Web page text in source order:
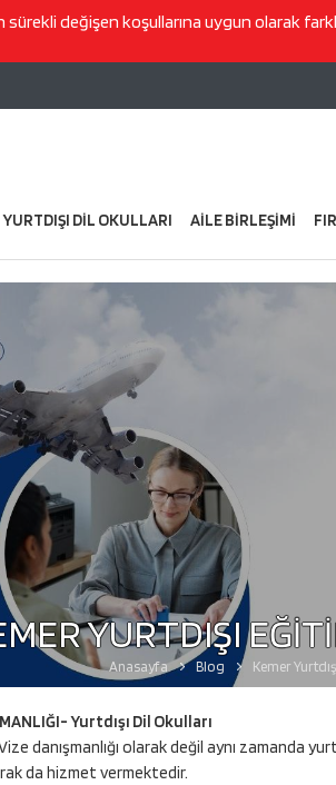
sürekli değişen koşullarına uygun olarak
YURTDIŞI DİL OKULLARI AİLE BİRLEŞİMİ
YURTDIŞI
Anasayfa Blog Kemer
Yurtdışı Dil Okulları
danışmanlığı olarak değil aynı zamanda
da hizmet vermektedir.